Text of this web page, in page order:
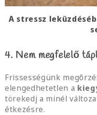
A stressz
4. Nem megfelelő
Frissességünk
elengedhetetlen a
törekedj a minél
étkezésre.